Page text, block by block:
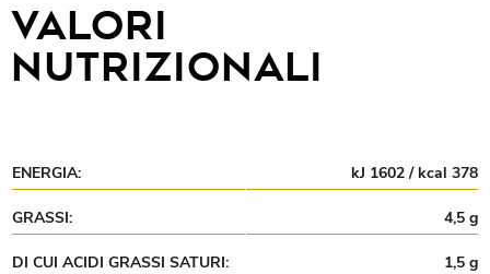
VALORI
NUTRIZIONALI
ENERGIA: kJ 1602 / kcal 378
GRASSI: 4,5 g
DI CUI ACIDI GRASSI SATURI: 1,5 g